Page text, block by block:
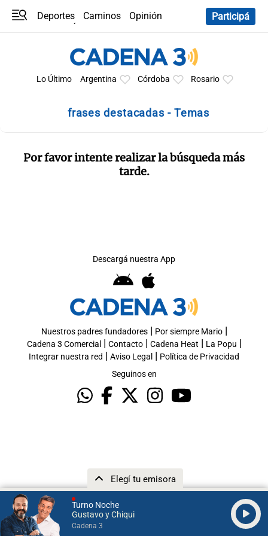
Turno Noche
Gustavo y Chiqui
Cadena 3
Elegí tu emisora
Deportes Caminos
Opinión
Participá
Lo Último Argentina Córdoba Rosario
frases destacadas - Temas
Por favor intente realizar la búsqueda más
tarde.
Descargá nuestra App
Nuestros padres fundadores| Por siempre Mario|
Cadena 3 Comercial | Contacto| Cadena Heat | La Popu |
Integrar nuestra red | Aviso Legal | Política de Privacidad
Seguinos en